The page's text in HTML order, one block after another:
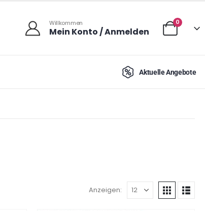
Willkommen
Mein Konto / Anmelden
0
Aktuelle Angebote
Anzeigen: